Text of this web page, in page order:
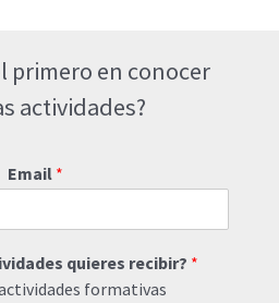
primero en conocer
actividades?
Email *
quieres recibir? *
formativas